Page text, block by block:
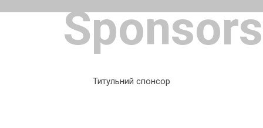
Sponsors
Титульний спонсор